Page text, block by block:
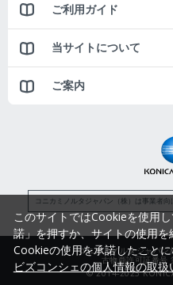
ご利用ガイド
当サイトについて
ご案内
コニカミノルタジャパン（株）は事業者
コニカミノルタジャパン
古物商許可証番
© 2014-2025
このサイトではCookieを使用
諾」を押すか、サイトの使用を
Cookieの使用を承諾したこと
ビズコンシェの個人情報の取扱